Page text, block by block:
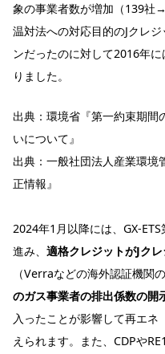
象の事業者数が増加（139社
温対法への対応目的のJクレ
ンだったのに対して2016年
りました。
出典： 環境省『第一約束期間
いについて』
出典： 一般社団法人産業環境
正情報』
2024年1月以降には、GX-
進み、 適格クレジットがJク
（Verraなどの海外認証機関
のガス事業者の排出係数の開
入ったことが影響して再エ
えられます。また、CDPや